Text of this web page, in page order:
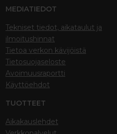
MEDIATIEDOT
Tekniset tiedot, aikataulut ja
ilmoitushinnat
Tietoa verkon kävijöistä
Tietosuojaseloste
Avoimuusraportti
Käyttöehdot
TUOTTEET
Aikakauslehdet